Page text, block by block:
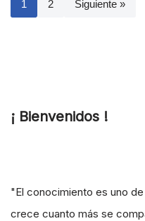
1 2 Siguiente »
¡ Bienvenidos !
"El conocimiento es uno
crece cuanto más se